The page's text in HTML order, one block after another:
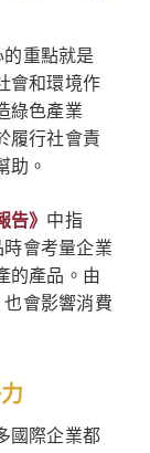
重點就是
會和環境作
綠色產業
履行社會責
助。
告》 中指
會考量企業
的產品。由
會影響消費
國際企業都